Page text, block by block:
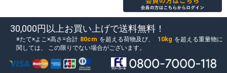
30,000円以上お買い上げで送料無料！
たて×よこ×高さ=合計 80cm を超える荷物及び、 10kg を超える重量物に
関しては、
この限りでない場合がございます。